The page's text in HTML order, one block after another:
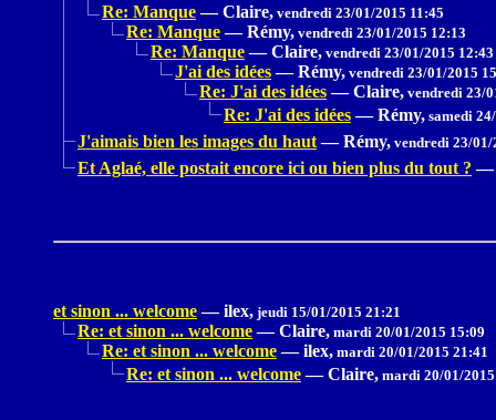
Re: Manque — Claire, vendredi 23/01/2015 11:45
Re: Manque — Rémy, vendredi 23/01/2015 12:13
Re: Manque — Claire, vendredi 23/01/2015 12:43
J'ai des idées — Rémy, vendredi 23/01/2015
Re: J'ai des idées — Claire, vendredi 23/
Re: J'ai des idées — Rémy, samedi
J'aimais bien les images du haut — Rémy, vendredi 23/01/
Et Aglaé, elle postait encore ici ou bien plus du tout ? —
et sinon ... welcome — ilex, jeudi 15/01/2015 21:21
Re: et sinon ... welcome — Claire, mardi 20/01/2015 15:09
Re: et sinon ... welcome — ilex, mardi 20/01/2015 21:41
Re: et sinon ... welcome — Claire, mardi 20/01/